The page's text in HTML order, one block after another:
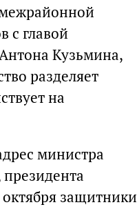
с главой
Кузьмина,
разделяет
на
министра
защитники